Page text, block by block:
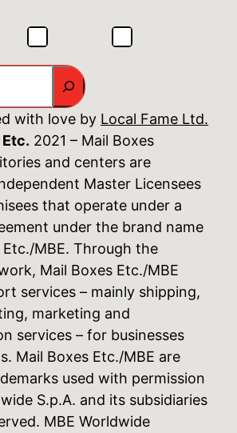
with love by Local Fame Ltd.
2021 – Mail Boxes
and centers are
Master Licensees
that operate under a
under the brand name
MBE. Through the
Mail Boxes Etc./MBE
services – mainly shipping,
marketing and
services – for businesses
Mail Boxes Etc./MBE are
used with permission
S.p.A. and its subsidiaries
MBE Worldwide